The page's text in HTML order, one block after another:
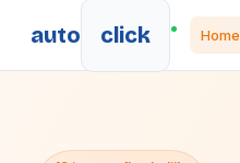
auto click Home